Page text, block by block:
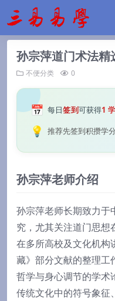
孙宗萍道门术法
不便分类 0
📅 每日签到可获得1
💡 推荐先签到积攒学
孙宗萍老师介绍
孙宗萍老师长期致力于
究，尤其关注道门思想
在多所高校及文化机构
藏》部分文献的整理工
哲学与身心调节的学术
传统文化中的符号象征